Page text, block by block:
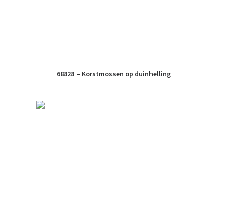
68828 – Korstmossen op duinhelling